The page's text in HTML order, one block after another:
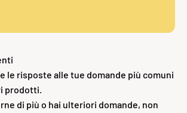
le risposte alle tue domande più comuni
prodotti.
di più o hai ulteriori domande, non